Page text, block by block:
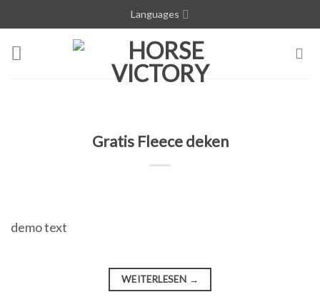
to
content
Languages
Gratis Fleece deken
demo text
WEITERLESEN →